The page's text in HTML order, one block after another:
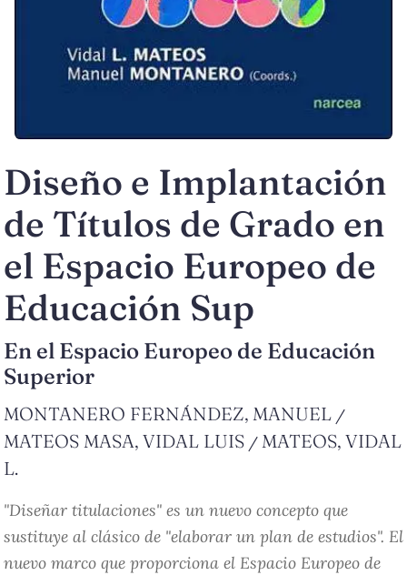
Diseño e Implantación
de Títulos de Grado en
el Espacio Europeo de
Educación Sup
En el Espacio Europeo de Educación
Superior
MONTANERO FERNÁNDEZ, MANUEL /
MATEOS MASA, VIDAL LUIS / MATEOS, VIDAL
L.
"Diseñar titulaciones" es un nuevo concepto que
sustituye al clásico de "elaborar un plan de estudios". El
nuevo marco que proporciona el Espacio Europeo de